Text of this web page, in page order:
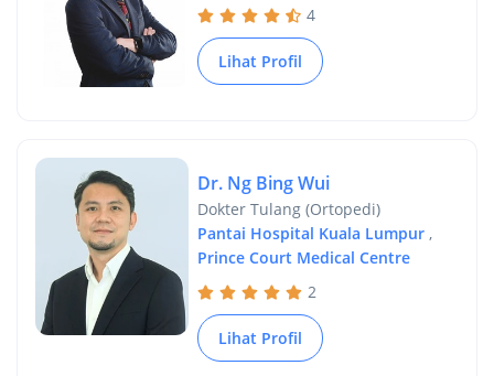
4
Lihat Profil
Dr. Ng Bing Wui
Dokter Tulang (Ortopedi)
Pantai Hospital Kuala Lumpur,
Prince Court Medical Centre
2
Lihat Profil